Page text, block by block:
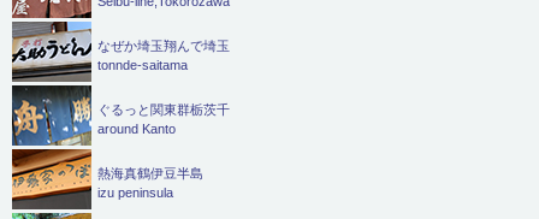
なぜか埼玉翔んで埼玉
tonnde-saitama
ぐるっと関東群栃茨千
around Kanto
熱海真鶴伊豆半島
izu peninsula